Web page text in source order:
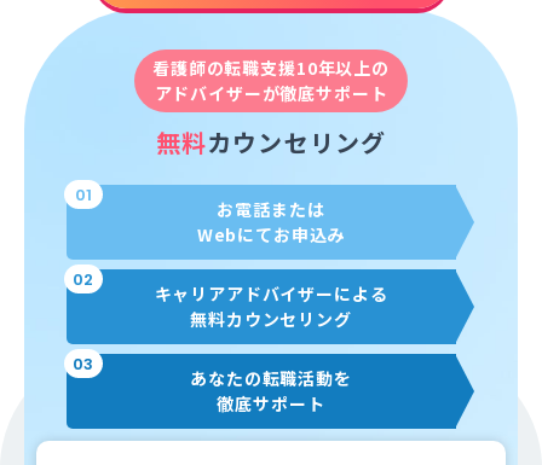
看護師の転職支援10年以上の
アドバイザーが徹底サポート
無料カウンセリング
01
お電話または
Webにてお申込み
02
キャリアアドバイザーによる
無料カウンセリング
03
あなたの転職活動を
徹底サポート